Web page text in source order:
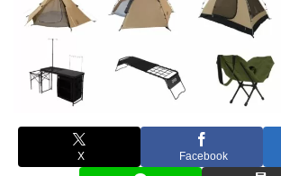
X Facebook